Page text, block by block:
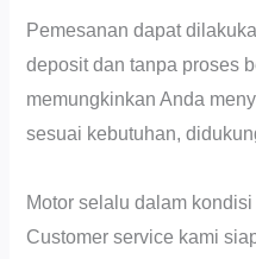
Pemesanan dapat
deposit dan tanpa proses
memungkinkan Anda
sesuai kebutuhan,
Motor selalu dalam kondisi
Customer service kami